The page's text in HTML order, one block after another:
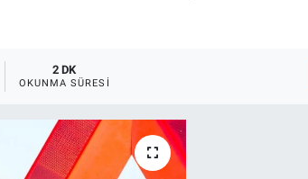
2 DK
OKUNMA SÜRESI